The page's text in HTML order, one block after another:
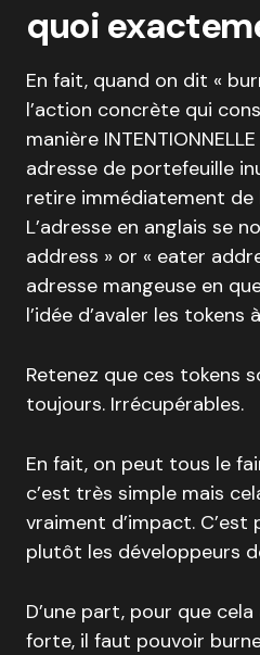
quoi
En fait, quand on dit «
l’action concrète qui
manière
adresse de portefeuille
retire immédiatement de
L’adresse en anglais se
address » or « eater
adresse mangeuse en
l’idée d’avaler les tokens
Retenez que ces tokens
toujours. Irrécupérables.
En fait, on peut tous le
c’est très simple mais
vraiment d’impact.
plutôt les développeurs
D’une part, pour que
forte, il faut pouvoir